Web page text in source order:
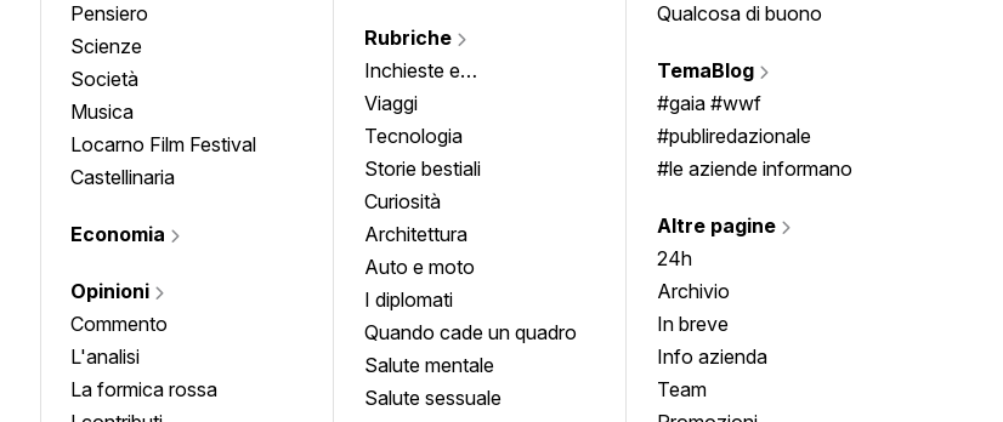
Pensiero
Scienze
Società
Musica
Locarno Film Festival
Castellinaria
Economia
Opinioni
Commento
L'analisi
La formica rossa
Rubriche
Inchieste e
approfondimenti
Viaggi
Tecnologia
Storie bestiali
Curiosità
Architettura
Auto e moto
I diplomati
Quando cade un quadro
Salute mentale
Salute sessuale
Qualcosa di buono
TemaBlog
#gaia #wwf
#publiredazionale
#le aziende informano
Altre pagine
24h
Archivio
In breve
Info azienda
Team